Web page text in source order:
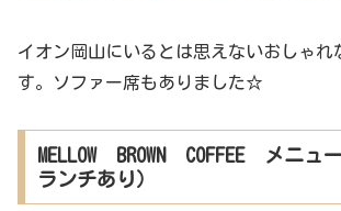
イオン岡山にいるとは思えないおしゃれ
す。ソファー席もありました☆
MELLOW BROWN COFFEE メニュ
ランチあり）